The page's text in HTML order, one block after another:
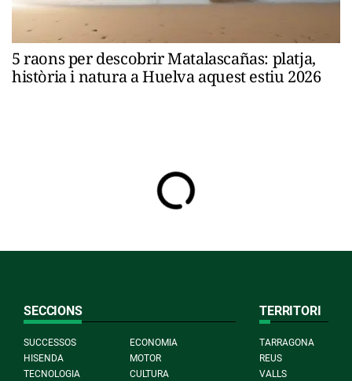
5 raons per descobrir Matalascañas: platja,
història i natura a Huelva aquest estiu 2026
SECCIONS
SUCCESSOS
ECONOMIA
HISENDA
MOTOR
TECNOLOGIA
CULTURA
TERRITORI
TARRAGONA
REUS
VALLS